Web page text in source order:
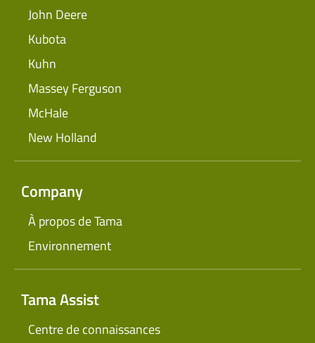
John Deere
Kubota
Kuhn
Massey Ferguson
McHale
New Holland
Company
À propos de Tama
Environnement
Tama Assist
Centre de connaissances